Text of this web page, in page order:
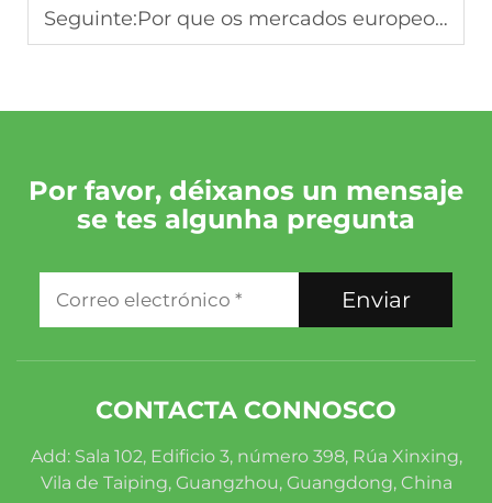
Seguinte:Por que os mercados europeo e do Medio Oriente prefieren os motores reacondicionados — Tendencias do mercado 2025
Por favor, déixanos un mensaje
se tes algunha pregunta
Enviar
CONTACTA CONNOSCO
Add: Sala 102, Edificio 3, número 398, Rúa Xinxing,
Vila de Taiping, Guangzhou, Guangdong, China